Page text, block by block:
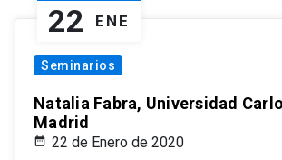
22 ENE
Seminarios
Natalia Fabra, Universidad
Madrid
22 de Enero de 2020